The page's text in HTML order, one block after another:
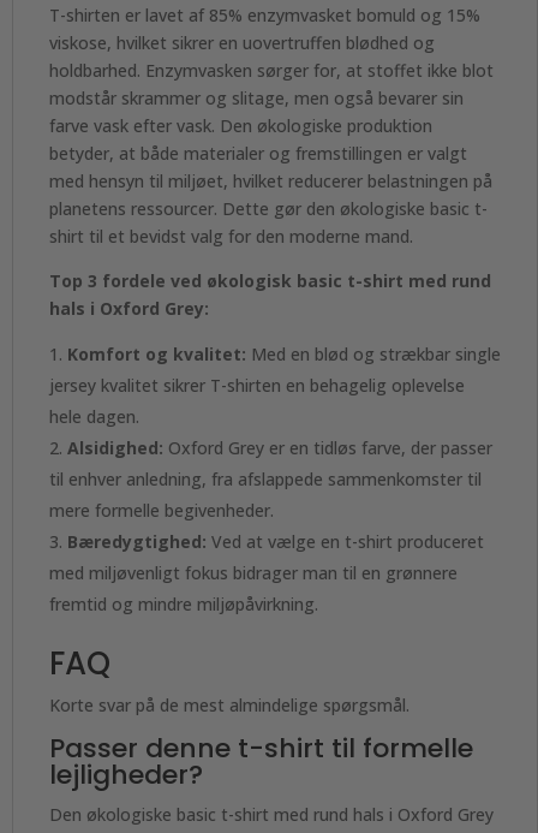
T-shirten er lavet af 85% enzymvasket bomuld og 15%
viskose, hvilket sikrer en uovertruffen blødhed og
holdbarhed. Enzymvasken sørger for, at stoffet ikke blot
modstår skrammer og slitage, men også bevarer sin
farve vask efter vask. Den økologiske produktion
betyder, at både materialer og fremstillingen er valgt
med hensyn til miljøet, hvilket reducerer belastningen på
planetens ressourcer. Dette gør den økologiske basic t-
shirt til et bevidst valg for den moderne mand.
Top 3 fordele ved økologisk basic t-shirt med rund
hals i Oxford Grey:
Komfort og kvalitet: Med en blød og strækbar single
jersey kvalitet sikrer T-shirten en behagelig oplevelse
hele dagen.
Alsidighed: Oxford Grey er en tidløs farve, der passer
til enhver anledning, fra afslappede sammenkomster til
mere formelle begivenheder.
Bæredygtighed: Ved at vælge en t-shirt produceret
med miljøvenligt fokus bidrager man til en grønnere
fremtid og mindre miljøpåvirkning.
FAQ
Korte svar på de mest almindelige spørgsmål.
Passer denne t-shirt til formelle
lejligheder?
Den økologiske basic t-shirt med rund hals i Oxford Grey